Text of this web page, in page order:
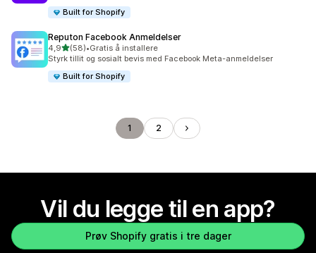
Built for Shopify
Reputon Facebook Anmeldelser
4,9av 5 stjerner
(58)
Totalt 58 omtaler
•Gratis å installere
Styrk tillit og sosialt bevis med Facebook Meta-anmeldelser
Built for Shopify
1 2
Vil du legge til en app?
Prøv Shopify gratis i tre dager